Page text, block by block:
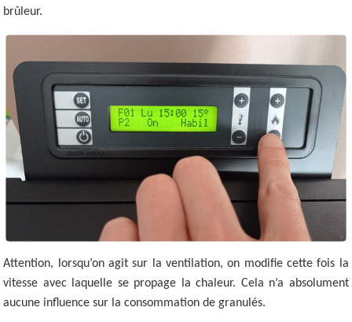
brûleur.
Attention, lorsqu’on agit sur la ventilation, on modifie cette fois la
vitesse avec laquelle se propage la chaleur. Cela n’a absolument
aucune influence sur la consommation de granulés.